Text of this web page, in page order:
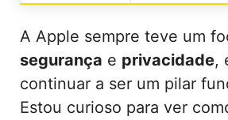
A Apple sempre teve um
segurança e privacidade,
continuar a ser um pilar
Estou curioso para ver